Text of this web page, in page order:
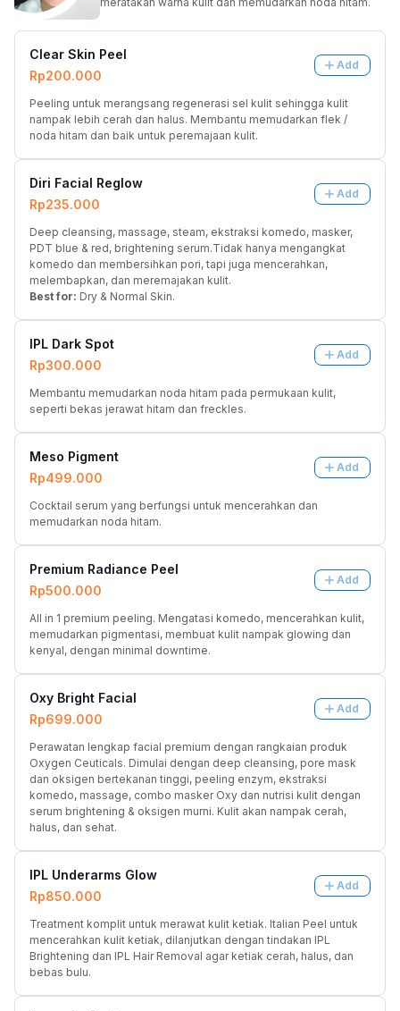
Clear Skin Peel
Rp200.000
Add
Peeling untuk merangsang regenerasi sel kulit sehingga kulit
nampak lebih cerah dan halus. Membantu memudarkan flek /
noda hitam dan baik untuk peremajaan kulit.
Diri Facial Reglow
Rp235.000
Add
Deep cleansing, massage, steam, ekstraksi komedo, masker,
PDT blue & red, brightening serum.Tidak hanya mengangkat
komedo dan membersihkan pori, tapi juga mencerahkan,
melembapkan, dan meremajakan kulit.
Best for: Dry & Normal Skin.
IPL Dark Spot
Rp300.000
Add
Membantu memudarkan noda hitam pada permukaan kulit,
seperti bekas jerawat hitam dan freckles.
Meso Pigment
Rp499.000
Add
Cocktail serum yang berfungsi untuk mencerahkan dan
memudarkan noda hitam.
Premium Radiance Peel
Rp500.000
Add
All in 1 premium peeling. Mengatasi komedo, mencerahkan kulit,
memudarkan pigmentasi, membuat kulit nampak glowing dan
kenyal, dengan minimal downtime.
Oxy Bright Facial
Rp699.000
Add
Perawatan lengkap facial premium dengan rangkaian produk
Oxygen Ceuticals. Dimulai dengan deep cleansing, pore mask
dan oksigen bertekanan tinggi, peeling enzym, ekstraksi
komedo, massage, combo masker Oxy dan nutrisi kulit dengan
serum brightening & oksigen murni. Kulit akan nampak cerah,
halus, dan sehat.
IPL Underarms Glow
Rp850.000
Add
Treatment komplit untuk merawat kulit ketiak. Italian Peel untuk
mencerahkan kulit ketiak, dilanjutkan dengan tindakan IPL
Brightening dan IPL Hair Removal agar ketiak cerah, halus, dan
bebas bulu.